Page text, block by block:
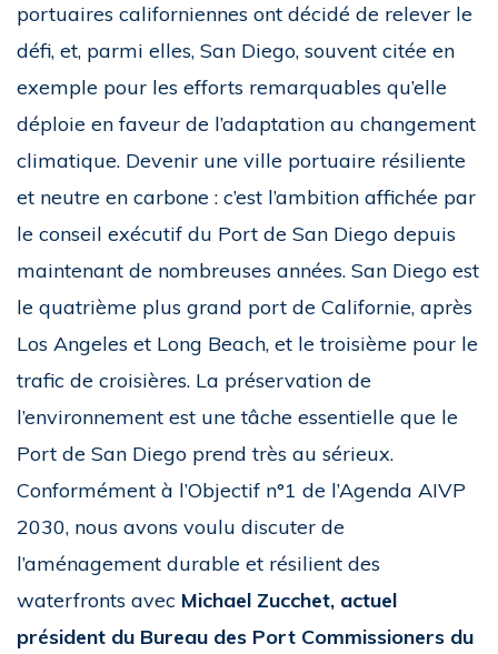
portuaires californiennes ont décidé de relever le
défi, et, parmi elles, San Diego, souvent citée en
exemple pour les efforts remarquables qu’elle
déploie en faveur de l’adaptation au changement
climatique. Devenir une ville portuaire résiliente
et neutre en carbone : c’est l’ambition affichée par
le conseil exécutif du Port de San Diego depuis
maintenant de nombreuses années. San Diego est
le quatrième plus grand port de Californie, après
Los Angeles et Long Beach, et le troisième pour le
trafic de croisières. La préservation de
l’environnement est une tâche essentielle que le
Port de San Diego prend très au sérieux.
Conformément à l’Objectif n°1 de l’Agenda AIVP
2030, nous avons voulu discuter de
l’aménagement durable et résilient des
waterfronts avec Michael Zucchet, actuel
président du Bureau des Port Commissioners du